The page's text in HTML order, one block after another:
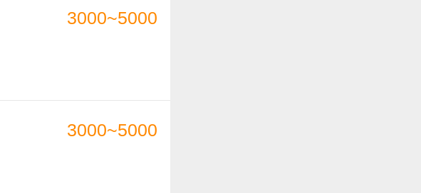
3000~5000
3000~5000